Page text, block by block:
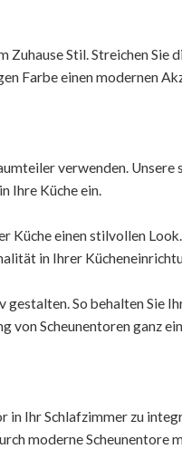
Zuhause Stil. Streichen
Farbe einen modernen
verwenden. Unsere
Ihre Küche ein.
Küche einen stilvollen
in Ihrer
So behalten Sie
von Scheunentoren ganz
Ihr Schlafzimmer zu
moderne